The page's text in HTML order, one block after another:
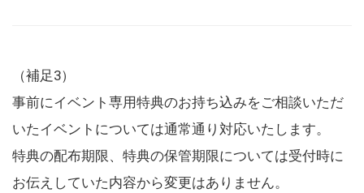
（補足3）
事前にイベント専用特典のお持ち込みをご相談いただ
いたイベントについては通常通り対応いたします。
特典の配布期限、特典の保管期限については受付時に
お伝えしていた内容から変更はありません。